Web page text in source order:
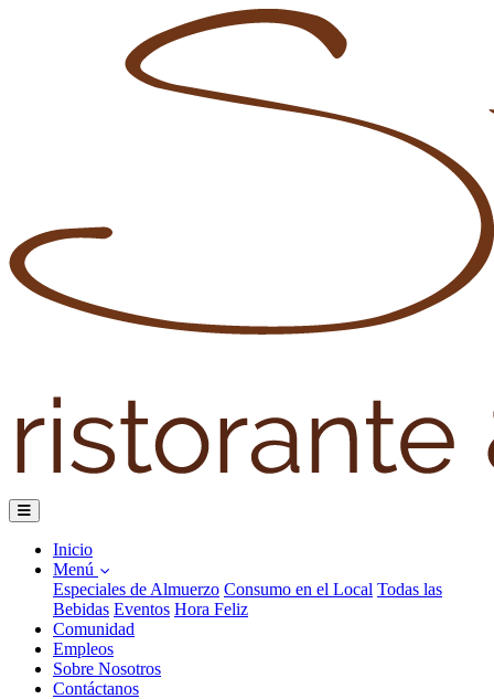
Inicio
Menú
Especiales de Almuerzo Consumo en el Local Todas las
Bebidas Eventos Hora Feliz
Comunidad
Empleos
Sobre Nosotros
Contáctanos